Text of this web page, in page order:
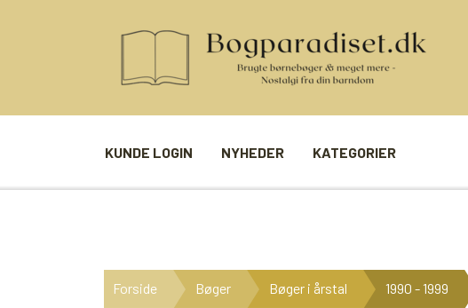
KUNDE LOGIN NYHEDER KATEGORIER
BØGER I SERIE
BILLED- / LOTTERI
Forside Bøger Bøger i årstal 1990 - 1999